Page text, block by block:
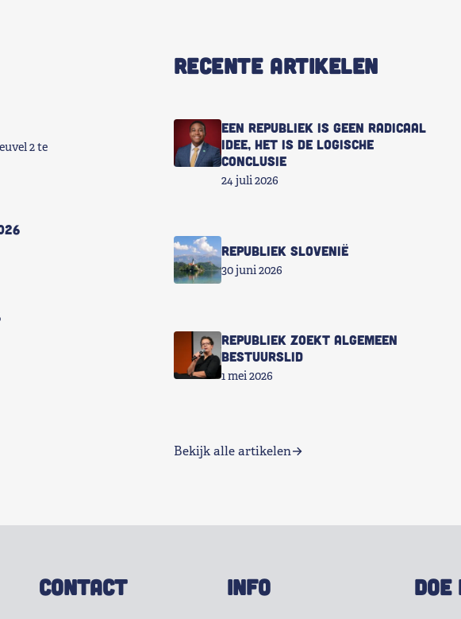
2 te
RECENTE ARTIKELEN
Een republiek is geen radicaal
idee, het is de logische
conclusie
24 juli 2026
Republiek Slovenië
30 juni 2026
Republiek zoekt Algemeen
Bestuurslid
1 mei 2026
Bekijk alle artikelen
CONTACT INFO DOE